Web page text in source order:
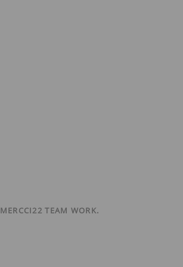
MERCCI22 TEAM WORK.